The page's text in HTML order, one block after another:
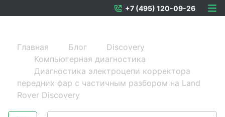
+7 (495) 120-09-26
Главная Блог
Discovery
Компьютерная диагностика
Диагностика электроцепи корректора
передних фар с частичным разбором на Land
Rover Discovery